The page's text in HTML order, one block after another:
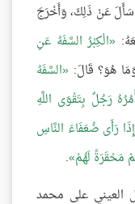
عَنْ ذَلِكَ، وَأَخْرَجَ
الْكِبْرُ السَّفَهُ عَنِ
هُوَ؟ قَالَ: السَّفَهُ
رَجُلٌ بِتَقْوَى اللَّهِ
رَأَى ضُعَفَاءَ النَّاسِ
مَحْقَرَةً لَهُمْ .
العيني على محمد